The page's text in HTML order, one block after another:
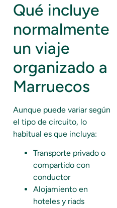
Qué incluye
normalmente
un viaje
organizado a
Marruecos
Aunque puede variar según
el tipo de circuito, lo
habitual es que incluya:
Transporte privado o
compartido con
conductor
Alojamiento en
hoteles y riads